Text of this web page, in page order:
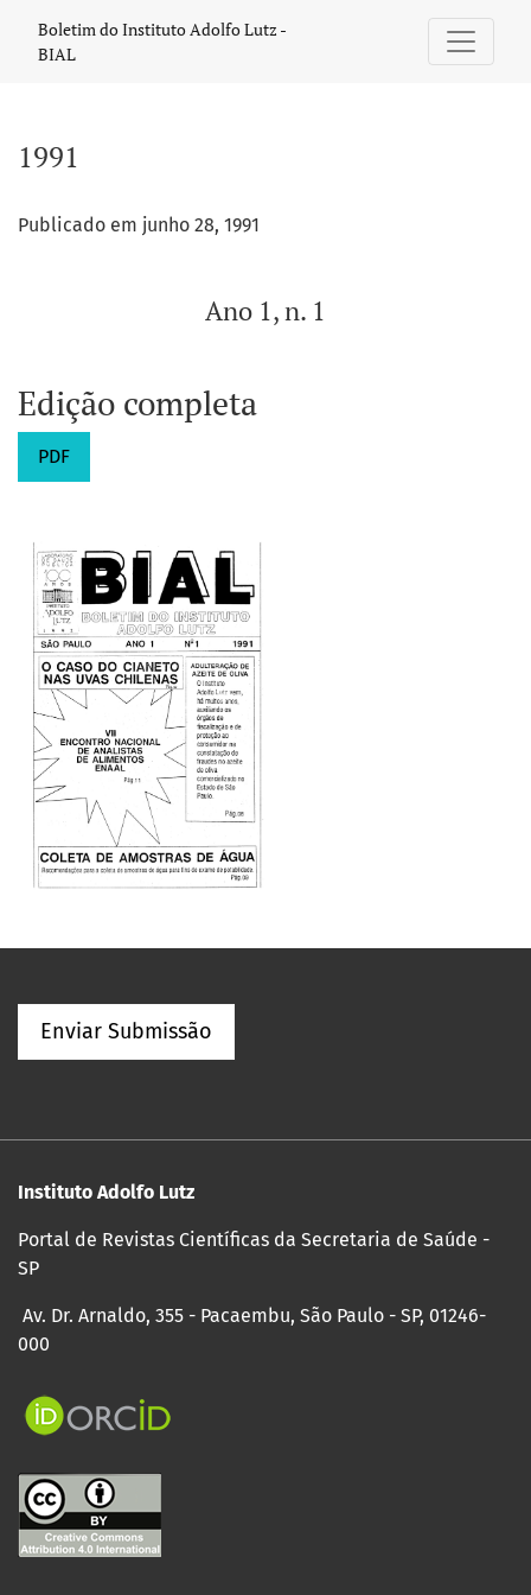
Boletim do Instituto Adolfo Lutz -
BIAL
1991
Publicado em junho 28, 1991
Ano 1, n. 1
Edição completa
PDF
Enviar Submissão
Instituto Adolfo Lutz
Portal de Revistas Científicas da Secretaria de Saúde -
SP
Av. Dr. Arnaldo, 355 - Pacaembu, São Paulo - SP, 01246-
000